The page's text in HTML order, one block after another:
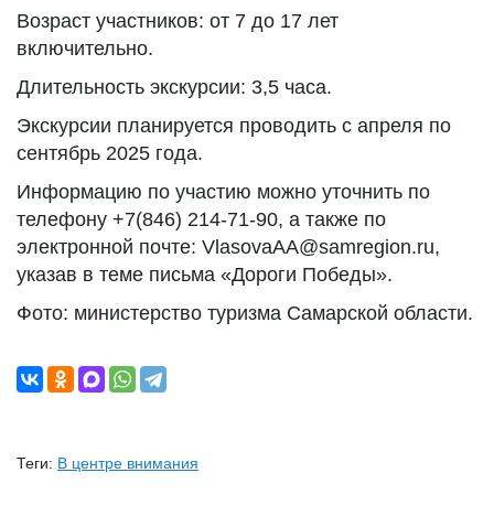
Возраст участников: от 7 до 17 лет
включительно.
Длительность экскурсии: 3,5 часа.
Экскурсии планируется проводить с апреля по
сентябрь 2025 года.
Информацию по участию можно уточнить по
телефону +7(846) 214-71-90, а также по
электронной почте: VlasovaAA@samregion.ru,
указав в теме письма «Дороги Победы».
Фото: министерство туризма Самарской области.
Теги: В центре внимания